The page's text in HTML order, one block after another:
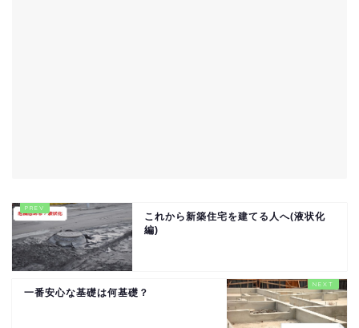
これから新築住宅を建てる人へ(液状化
編)
一番安心な基礎は何基礎？